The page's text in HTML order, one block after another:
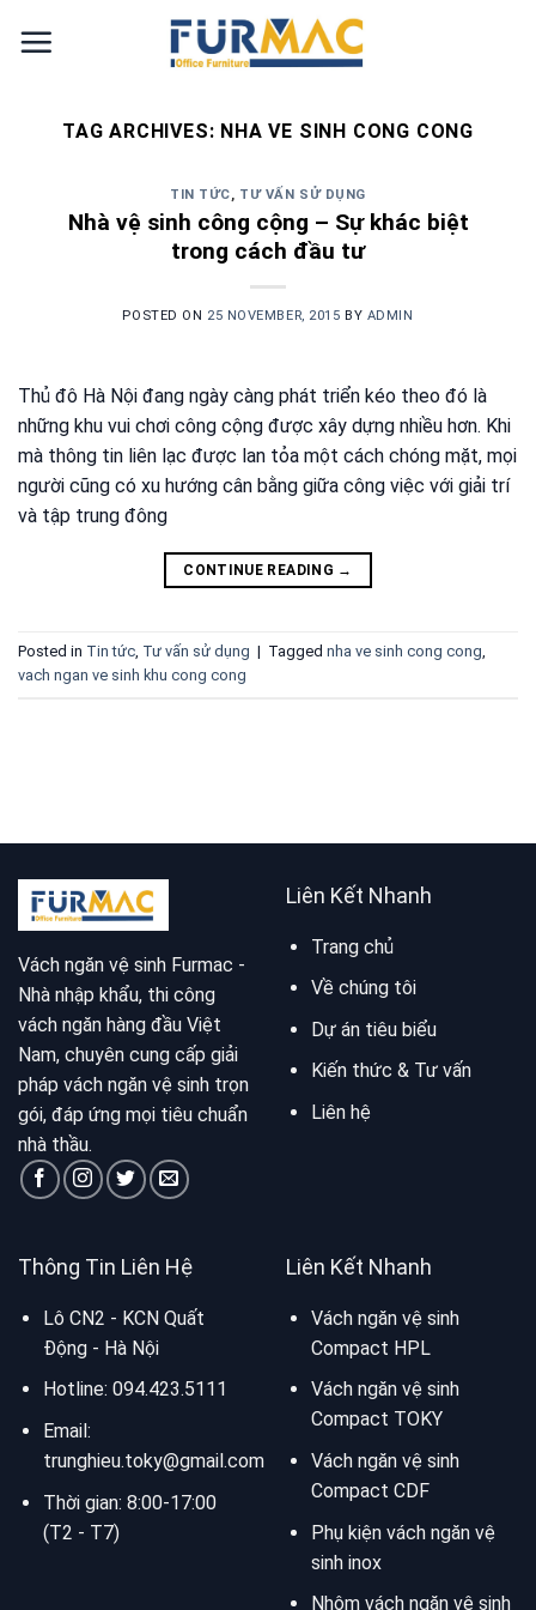
TAG ARCHIVES: NHA VE SINH CONG CONG
TIN TỨC, TƯ VẤN SỬ DỤNG
Nhà vệ sinh công cộng – Sự khác biệt
trong cách đầu tư
POSTED ON 25 NOVEMBER, 2015 BY ADMIN
Thủ đô Hà Nội đang ngày càng phát triển kéo theo đó là
những khu vui chơi công cộng được xây dựng nhiều hơn. Khi
mà thông tin liên lạc được lan tỏa một cách chóng mặt, mọi
người cũng có xu hướng cân bằng giữa công việc với giải trí
và tập trung đông
CONTINUE READING →
Posted in Tin tức Tư vấn sử dụng | Tagged nha ve sinh cong cong
vach ngan ve sinh khu cong cong
Vách ngăn vệ sinh Furmac -
Nhà nhập khẩu, thi công
vách ngăn hàng đầu Việt
Nam, chuyên cung cấp giải
pháp vách ngăn vệ sinh trọn
gói, đáp ứng mọi tiêu chuẩn
nhà thầu.
Liên Kết Nhanh
Trang chủ
Về chúng tôi
Dự án tiêu biểu
Kiến thức & Tư vấn
Liên hệ
Thông Tin Liên Hệ
Lô CN2 - KCN Quất
Động - Hà Nội
Hotline: 094.423.5111
Email:
trunghieu.toky@gmail.com
Thời gian: 8:00-17:00
(T2 - T7)
Liên Kết Nhanh
Vách ngăn vệ sinh
Compact HPL
Vách ngăn vệ sinh
Compact TOKY
Vách ngăn vệ sinh
Compact CDF
Phụ kiện vách ngăn vệ
sinh inox
Nhôm vách ngăn vệ sinh